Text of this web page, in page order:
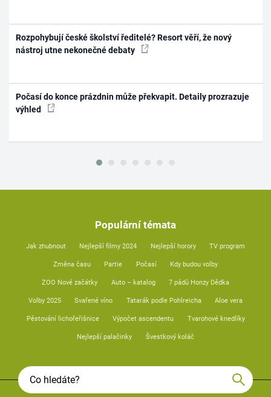
Rozpohybují české školství ředitelé? Resort věří, že nový
nástroj utne nekonečné debaty
Počasí do konce prázdnin může překvapit. Detaily prozrazuje
výhled
Populární témata
Jak zhubnout Nejlepší filmy 2024 Nejlepší horory TV program
Změna času Partie Počasí Kdy budou volby
ZOO Nové začátky Auto – katalog 7 pádů Honzy Dědka
Volby 2025 Svařené víno Tatarák podle Pohlreicha Aloe vera
Pěstování lichořeřišnice Výpočet ascendentu Tvarohové knedlíky
Nejlepší palačinky Švestkový koláč